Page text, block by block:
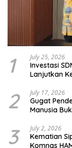
1 July 25, 2026
Investasi
Lanjutkan
2 July 17, 2026
Gugat
Manusia
3 July 2, 2026
Kematian
Komnas